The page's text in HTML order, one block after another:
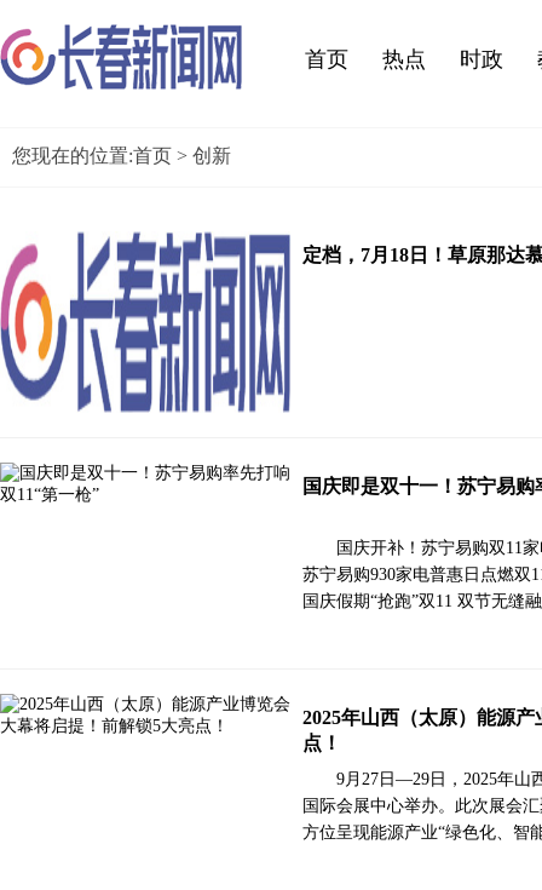
首页 热点 时政
您现在的位置:首页 > 创新
定档，7月18日！草原那达
国庆即是双十一！苏宁易购
国庆开补！苏宁易购双11
苏宁易购930家电普惠日点燃双
国庆假期“抢跑”双11 双节无
2025年山西（太原）能源
点！
9月27日—29日，2025年山
国际会展中心举办。此次展会
方位呈现能源产业“绿色化、